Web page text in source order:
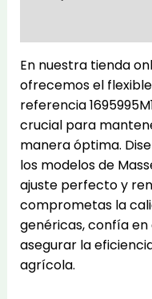
En nuestra tienda
ofrecemos el
referencia
crucial para
manera óptima.
los modelos de
ajuste perfecto y
comprometas la
genéricas, confía
asegurar la
agrícola.